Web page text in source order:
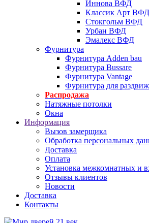
Иннова ВФД
Классик Арт ВФД
Стокгольм ВФД
Урбан ВФД
Эмалекс ВФД
Фурнитура
Фурнитура Adden bau
Фурнитура Bussare
Фурнитура Vantage
Фурнитура для
Распродажа
Натяжные потолки
Окна
Информация
Вызов замерщика
Обработка персональных
Доставка
Оплата
Установка межкомнатных и
Отзывы клиентов
Новости
Доставка
Контакты